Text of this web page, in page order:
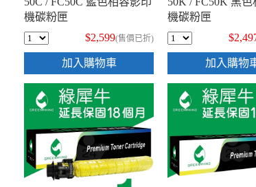
機碳粉匣
$2,599(售價已折)
加入購物車
機碳粉匣
加入購物